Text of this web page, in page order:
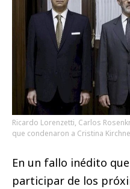
Ricardo Lorenzetti, Carlos
que condenaron a Cristina
En un fallo inédito
participar de los